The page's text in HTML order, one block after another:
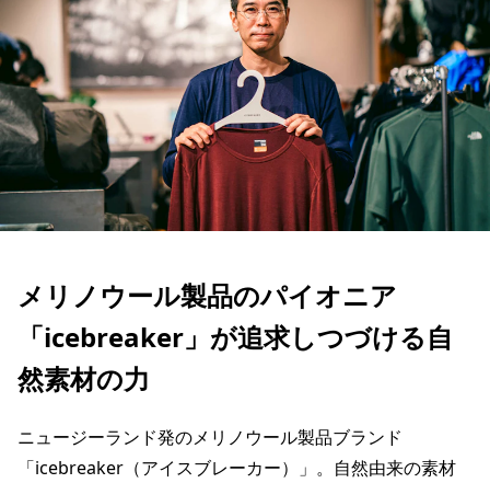
メリノウール製品のパイオニア
「icebreaker」が追求しつづける自
然素材の力
ニュージーランド発のメリノウール製品ブランド
「icebreaker（アイスブレーカー）」。自然由来の素材